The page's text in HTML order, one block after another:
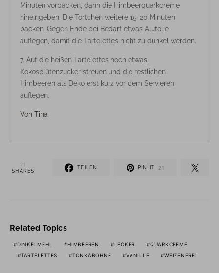
Minuten vorbacken, dann die Himbeerquarkcreme
hineingeben. Die Törtchen weitere 15-20 Minuten
backen. Gegen Ende bei Bedarf etwas Alufolie
auflegen, damit die Tartelettes nicht zu dunkel werden.
Auf die heißen Tartelettes noch etwas
Kokosblütenzucker streuen und die restlichen
Himbeeren als Deko erst kurz vor dem Servieren
auflegen.
Von Tina
21
SHARES
TEILEN PIN IT 21
Related Topics
DINKELMEHL HIMBEEREN LECKER
QUARKCREME
TARTELETTES
TONKABOHNE VANILLE WEIZENFREI